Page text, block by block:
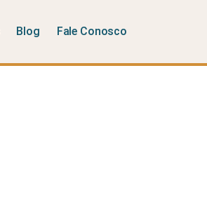
Blog Fale Conosco